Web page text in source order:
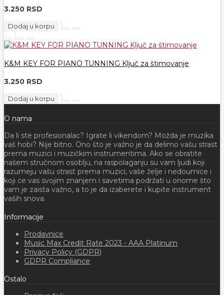
3.250 RSD
Dodaj u korpu
K&M KEY FOR PIANO TUNNING Ključ za štimovanje
3.250 RSD
Dodaj u korpu
O nama
Da li ste profesionalac? Igrate li vikendom? Možda je muzika
vaš hobi? Nije bitno. Ono što je važno je da delimo vašu strast
prema muzici i muzičkim instrumentima. Ako se obratite
našem stručnom osoblju, na raspolaganju su vam ljudi koji
razumeju vašu strast prema muzici, vaše želje i nedoumice i
koji će vas svojim znanjem i savetima podržati u onome što
vam je zaista važno, a to je da izaberete i kupite instrument
vaših snova.
Informacije
Prodavnice
Music Max Credit Rate 2023 - AAA Platinum
Privacy Policy (GDPR)
GDPR Compliance
Ostalo